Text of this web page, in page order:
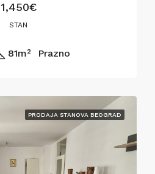
1,450€
STAN
81m² Prazno
PRODAJA STANOVA BEOGRAD